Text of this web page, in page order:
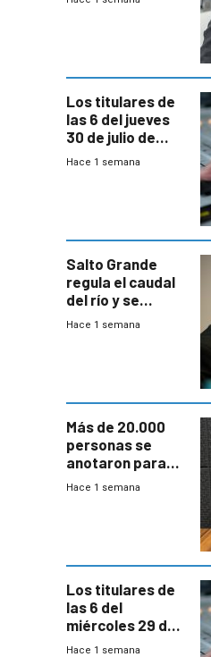
Los titulares de
las 6 del jueves
30 de julio de
2026
Hace 1 semana
Salto Grande
regula el caudal
del río y se
prepara para un
Hace 1 semana
Más de 20.000
personas se
anotaron para
las pruebas
Hace 1 semana
Los titulares de
las 6 del
miércoles 29 de
julio de 2026
Hace 1 semana